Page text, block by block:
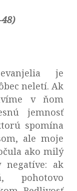
je
neletí. Ak
v ňom
jemnosť
spomína
ale moje
ako milý
negatíve: ak
pohotovo